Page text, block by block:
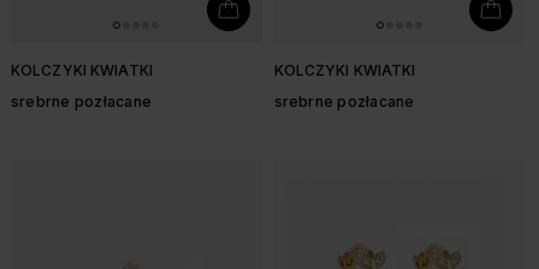
KOLCZYKI KWIATKI
srebrne pozłacane
KOLCZYKI KWIATKI
srebrne pozłacane